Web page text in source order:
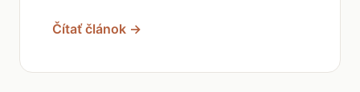
Čítať článok →